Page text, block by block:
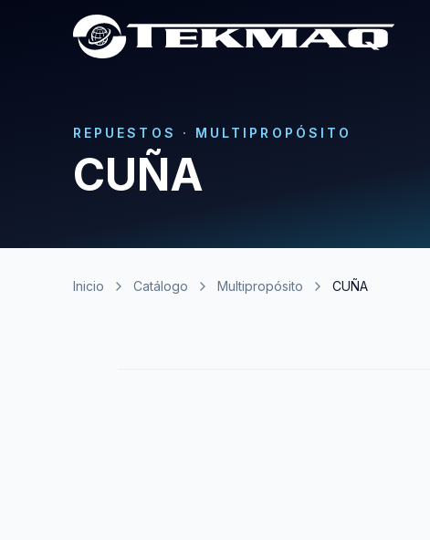
REPUESTOS · MULTIPROPÓSITO
CUÑA
Inicio Catálogo Multipropósito CUÑA